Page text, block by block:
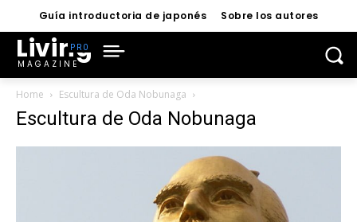
Guía introductoria de japonés Sobre los autores
Living
MAGAZINE
Home Escultura de Oda Nobunaga
Escultura de Oda Nobunaga